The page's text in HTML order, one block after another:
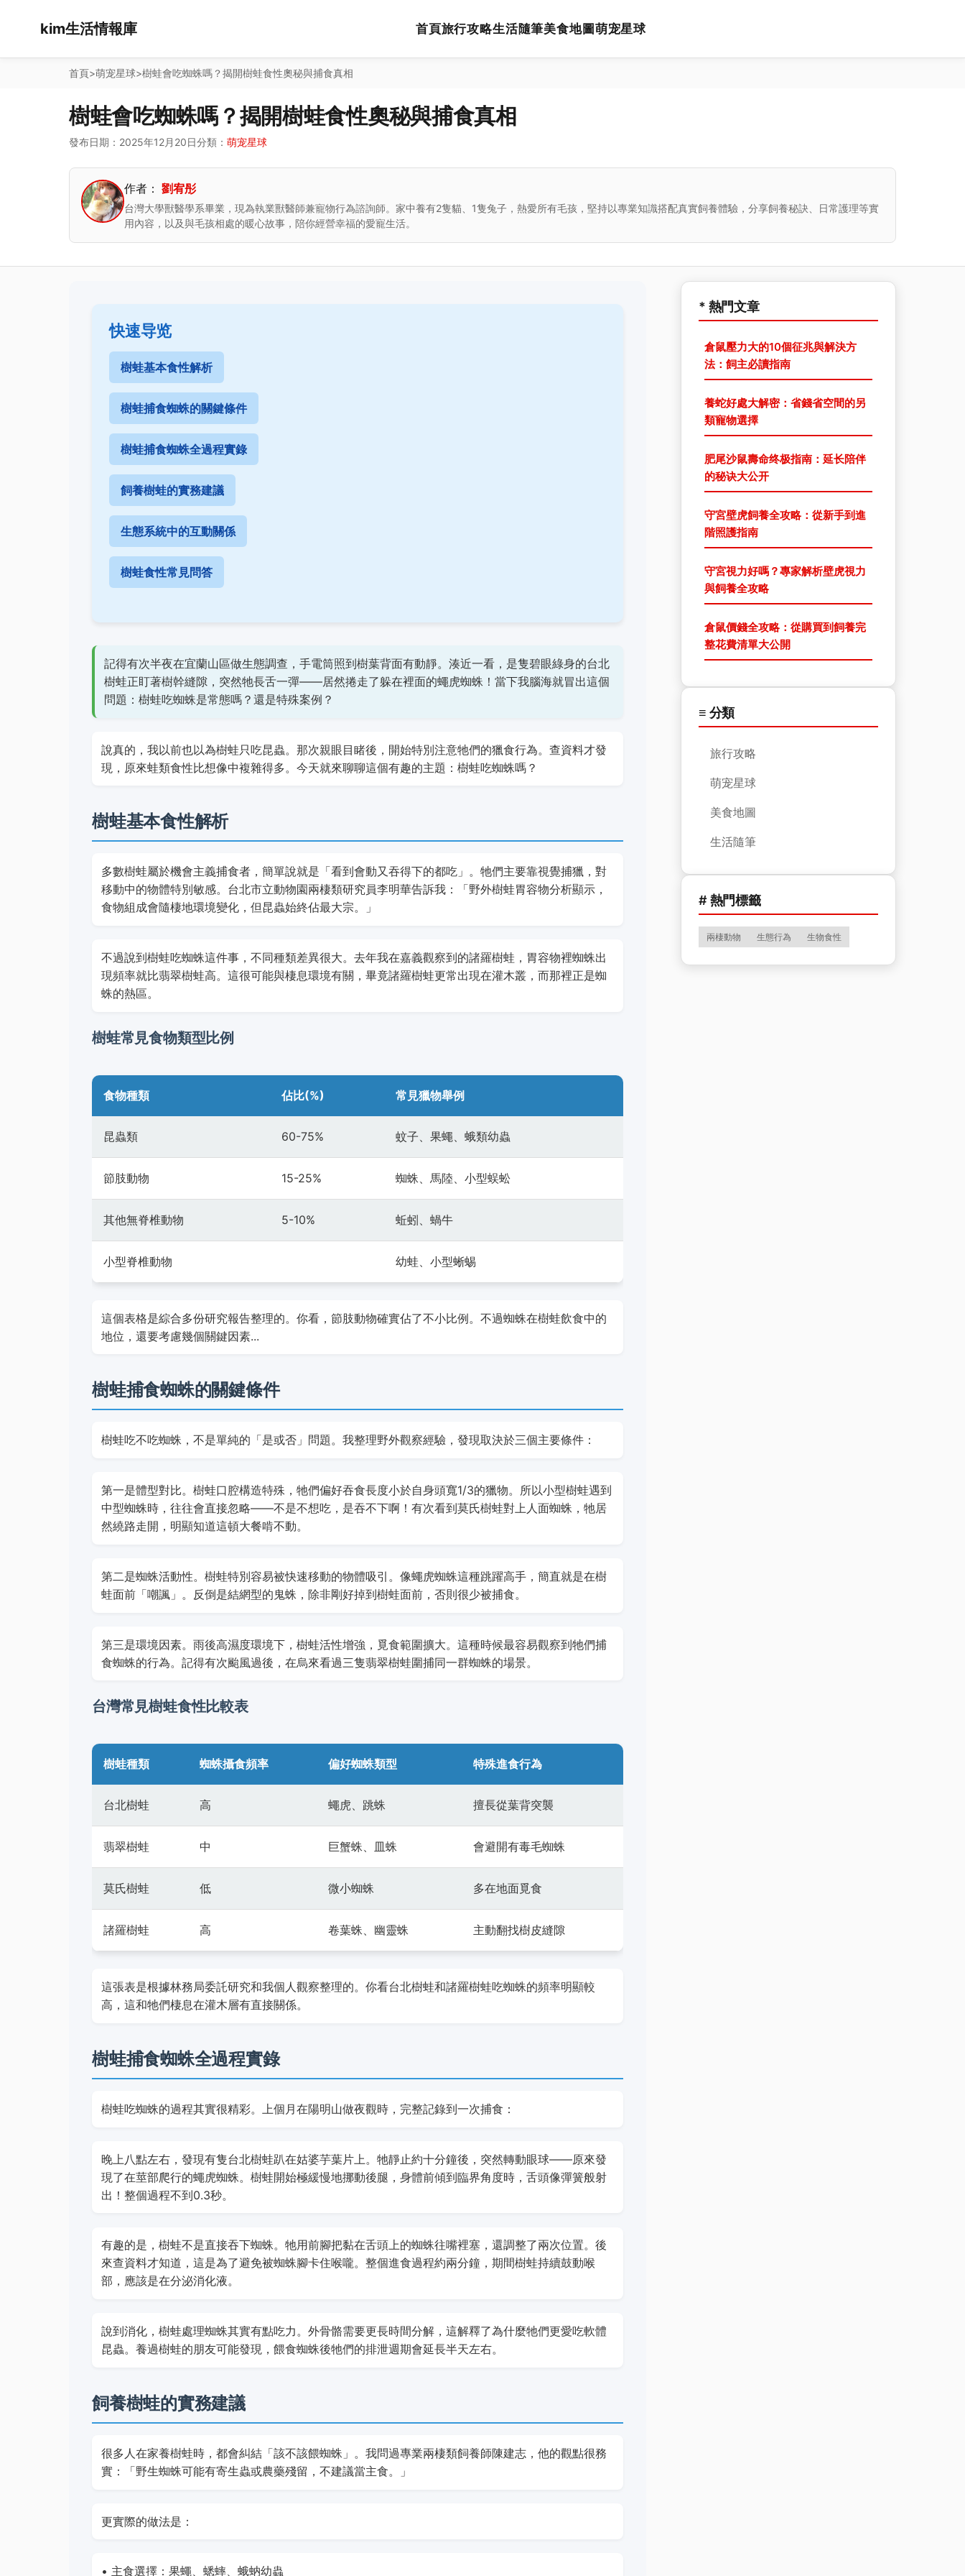
kim生活情報庫 首頁旅行攻略生活隨筆美食地圖萌宠星球
首頁>萌宠星球>樹蛙會吃蜘蛛嗎？揭開樹蛙食性奧秘與捕食真相
樹蛙會吃蜘蛛嗎？揭開樹蛙食性奧秘與捕食真相
發布日期：2025年12月20日分類： 萌宠星球
作者： 劉宥彤
台灣大學獸醫學系畢業，現為執業獸醫師兼寵物行為諮詢師。家中養有2隻貓、1隻兔子，熱愛所有毛孩，堅持以專業知識搭配真實飼養體驗，分享飼養秘訣、日常護理等實
用內容，以及與毛孩相處的暖心故事，陪你經營幸福的愛寵生活。
快速导览
樹蛙基本食性解析
樹蛙捕食蜘蛛的關鍵條件
樹蛙捕食蜘蛛全過程實錄
飼養樹蛙的實務建議
生態系統中的互動關係
樹蛙食性常見問答
記得有次半夜在宜蘭山區做生態調查，手電筒照到樹葉背面有動靜。湊近一看，是隻碧眼綠身的台北
樹蛙正盯著樹幹縫隙，突然牠長舌一彈——居然捲走了躲在裡面的蠅虎蜘蛛！當下我腦海就冒出這個
問題：樹蛙吃蜘蛛是常態嗎？還是特殊案例？
說真的，我以前也以為樹蛙只吃昆蟲。那次親眼目睹後，開始特別注意牠們的獵食行為。查資料才發
現，原來蛙類食性比想像中複雜得多。今天就來聊聊這個有趣的主題：樹蛙吃蜘蛛嗎？
樹蛙基本食性解析
多數樹蛙屬於機會主義捕食者，簡單說就是「看到會動又吞得下的都吃」。牠們主要靠視覺捕獵，對
移動中的物體特別敏感。台北市立動物園兩棲類研究員李明華告訴我：「野外樹蛙胃容物分析顯示，
食物組成會隨棲地環境變化，但昆蟲始終佔最大宗。」
不過說到樹蛙吃蜘蛛這件事，不同種類差異很大。去年我在嘉義觀察到的諸羅樹蛙，胃容物裡蜘蛛出
現頻率就比翡翠樹蛙高。這很可能與棲息環境有關，畢竟諸羅樹蛙更常出現在灌木叢，而那裡正是蜘
蛛的熱區。
樹蛙常見食物類型比例
食物種類 佔比(%) 常見獵物舉例
昆蟲類 60-75% 蚊子、果蠅、蛾類幼蟲
節肢動物 15-25% 蜘蛛、馬陸、小型蜈蚣
其他無脊椎動物 5-10% 蚯蚓、蝸牛
小型脊椎動物 幼蛙、小型蜥蜴
這個表格是綜合多份研究報告整理的。你看，節肢動物確實佔了不小比例。不過蜘蛛在樹蛙飲食中的
地位，還要考慮幾個關鍵因素...
樹蛙捕食蜘蛛的關鍵條件
樹蛙吃不吃蜘蛛，不是單純的「是或否」問題。我整理野外觀察經驗，發現取決於三個主要條件：
第一是體型對比。樹蛙口腔構造特殊，牠們偏好吞食長度小於自身頭寬1/3的獵物。所以小型樹蛙遇到
中型蜘蛛時，往往會直接忽略——不是不想吃，是吞不下啊！有次看到莫氏樹蛙對上人面蜘蛛，牠居
然繞路走開，明顯知道這頓大餐啃不動。
第二是蜘蛛活動性。樹蛙特別容易被快速移動的物體吸引。像蠅虎蜘蛛這種跳躍高手，簡直就是在樹
蛙面前「嘲諷」。反倒是結網型的鬼蛛，除非剛好掉到樹蛙面前，否則很少被捕食。
第三是環境因素。雨後高濕度環境下，樹蛙活性增強，覓食範圍擴大。這種時候最容易觀察到牠們捕
食蜘蛛的行為。記得有次颱風過後，在烏來看過三隻翡翠樹蛙圍捕同一群蜘蛛的場景。
台灣常見樹蛙食性比較表
樹蛙種類 蜘蛛攝食頻率 偏好蜘蛛類型 特殊進食行為
台北樹蛙 高 蠅虎、跳蛛 擅長從葉背突襲
翡翠樹蛙 中 巨蟹蛛、皿蛛 會避開有毒毛蜘蛛
莫氏樹蛙 低 微小蜘蛛 多在地面覓食
諸羅樹蛙 高 卷葉蛛、幽靈蛛 主動翻找樹皮縫隙
這張表是根據林務局委託研究和我個人觀察整理的。你看台北樹蛙和諸羅樹蛙吃蜘蛛的頻率明顯較
高，這和牠們棲息在灌木層有直接關係。
樹蛙捕食蜘蛛全過程實錄
樹蛙吃蜘蛛的過程其實很精彩。上個月在陽明山做夜觀時，完整記錄到一次捕食：
晚上八點左右，發現有隻台北樹蛙趴在姑婆芋葉片上。牠靜止約十分鐘後，突然轉動眼球——原來發
現了在莖部爬行的蠅虎蜘蛛。樹蛙開始極緩慢地挪動後腿，身體前傾到臨界角度時，舌頭像彈簧般射
出！整個過程不到0.3秒。
有趣的是，樹蛙不是直接吞下蜘蛛。牠用前腳把黏在舌頭上的蜘蛛往嘴裡塞，還調整了兩次位置。後
來查資料才知道，這是為了避免被蜘蛛腳卡住喉嚨。整個進食過程約兩分鐘，期間樹蛙持續鼓動喉
部，應該是在分泌消化液。
說到消化，樹蛙處理蜘蛛其實有點吃力。外骨骼需要更長時間分解，這解釋了為什麼牠們更愛吃軟體
昆蟲。養過樹蛙的朋友可能發現，餵食蜘蛛後牠們的排泄週期會延長半天左右。
飼養樹蛙的實務建議
很多人在家養樹蛙時，都會糾結「該不該餵蜘蛛」。我問過專業兩棲類飼養師陳建志，他的觀點很務
實：「野生蜘蛛可能有寄生蟲或農藥殘留，不建議當主食。」
更實際的做法是：
• 主食選擇：果蠅、蟋蟀、蛾蚋幼蟲
* 熱門文章
倉鼠壓力大的10個征兆與解決方
法：飼主必讀指南
養蛇好處大解密：省錢省空間的另
類寵物選擇
肥尾沙鼠壽命终极指南：延长陪伴
的秘诀大公开
守宮壁虎飼養全攻略：從新手到進
階照護指南
守宮視力好嗎？專家解析壁虎視力
與飼養全攻略
倉鼠價錢全攻略：從購買到飼養完
整花費清單大公開
≡ 分類
旅行攻略
萌宠星球
美食地圖
生活隨筆
# 熱門標籤
兩棲動物 生態行為 生物食性